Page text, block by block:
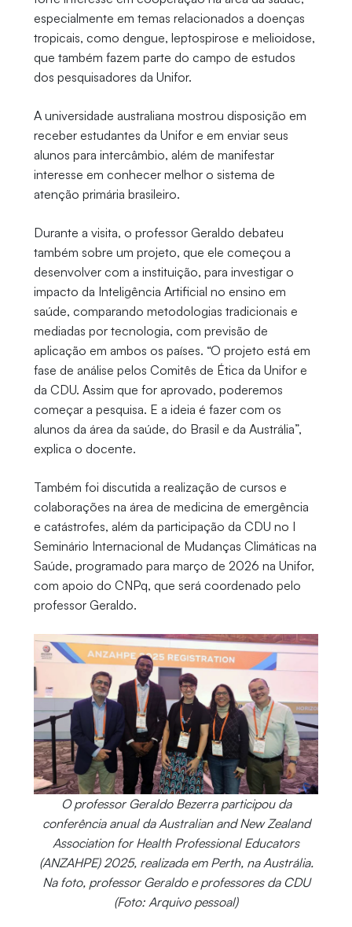
especialmente em temas relacionados a doenças
tropicais, como dengue, leptospirose e melioidose,
que também fazem parte do campo de estudos
dos pesquisadores da Unifor.
A universidade australiana mostrou disposição em
receber estudantes da Unifor e em enviar seus
alunos para intercâmbio, além de manifestar
interesse em conhecer melhor o sistema de
atenção primária brasileiro.
Durante a visita, o professor Geraldo debateu
também sobre um projeto, que ele começou a
desenvolver com a instituição, para investigar o
impacto da Inteligência Artificial no ensino em
saúde, comparando metodologias tradicionais e
mediadas por tecnologia, com previsão de
aplicação em ambos os países. “O projeto está em
fase de análise pelos Comitês de Ética da Unifor e
da CDU. Assim que for aprovado, poderemos
começar a pesquisa. E a ideia é fazer com os
alunos da área da saúde, do Brasil e da Austrália”,
explica o docente.
Também foi discutida a realização de cursos e
colaborações na área de medicina de emergência
e catástrofes, além da participação da CDU no I
Seminário Internacional de Mudanças Climáticas na
Saúde, programado para março de 2026 na Unifor,
com apoio do CNPq, que será coordenado pelo
professor Geraldo.
O professor Geraldo Bezerra participou da
conferência anual da Australian and New Zealand
Association for Health Professional Educators
(ANZAHPE) 2025, realizada em Perth, na Austrália.
Na foto, professor Geraldo e professores da CDU
(Foto: Arquivo pessoal)